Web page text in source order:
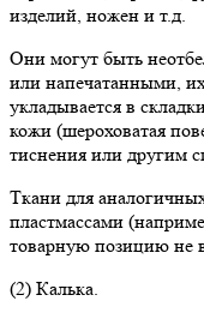
изделий, ножен и т.д.
Они могут быть
или напечатанными,
укладывается в
кожи (шероховатая
тиснения или другим
Ткани для
пластмассами
товарную позицию не
(2) Калька.